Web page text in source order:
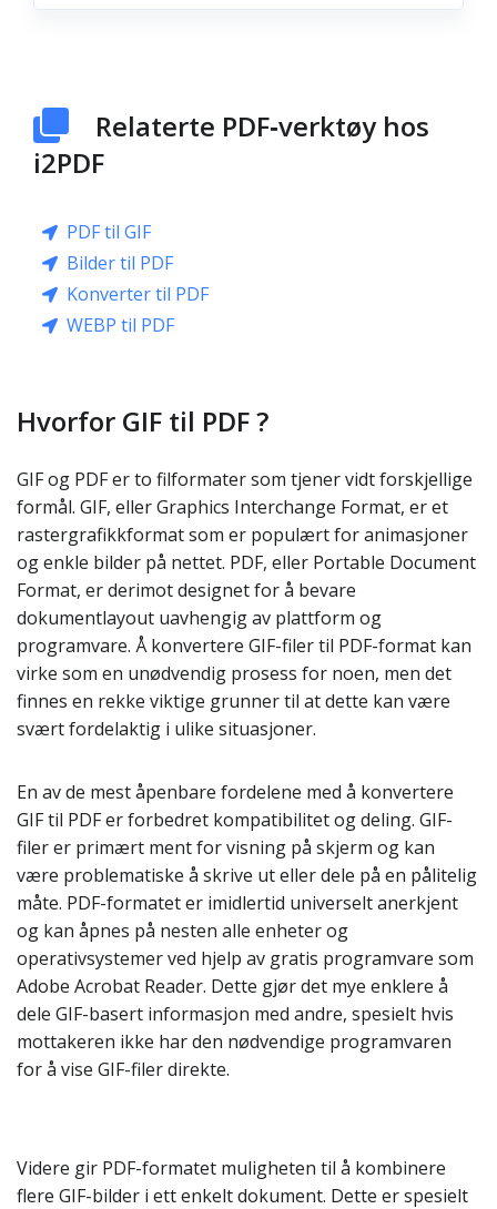
Relaterte PDF‑verktøy hos
i2PDF
PDF til GIF
Bilder til PDF
Konverter til PDF
WEBP til PDF
Hvorfor GIF til PDF ?
GIF og PDF er to filformater som tjener vidt forskjellige
formål. GIF, eller Graphics Interchange Format, er et
rastergrafikkformat som er populært for animasjoner
og enkle bilder på nettet. PDF, eller Portable Document
Format, er derimot designet for å bevare
dokumentlayout uavhengig av plattform og
programvare. Å konvertere GIF-filer til PDF-format kan
virke som en unødvendig prosess for noen, men det
finnes en rekke viktige grunner til at dette kan være
svært fordelaktig i ulike situasjoner.
En av de mest åpenbare fordelene med å konvertere
GIF til PDF er forbedret kompatibilitet og deling. GIF-
filer er primært ment for visning på skjerm og kan
være problematiske å skrive ut eller dele på en pålitelig
måte. PDF-formatet er imidlertid universelt anerkjent
og kan åpnes på nesten alle enheter og
operativsystemer ved hjelp av gratis programvare som
Adobe Acrobat Reader. Dette gjør det mye enklere å
dele GIF-basert informasjon med andre, spesielt hvis
mottakeren ikke har den nødvendige programvaren
for å vise GIF-filer direkte.
Videre gir PDF-formatet muligheten til å kombinere
flere GIF-bilder i ett enkelt dokument. Dette er spesielt